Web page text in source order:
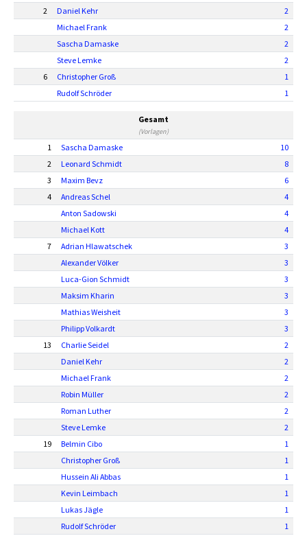
2
Daniel Kehr
2
Michael Frank
2
Sascha Damaske
2
Steve Lemke
2
6
Christopher Groß
1
Rudolf Schröder
1
Gesamt
(Vorlagen)
1 Sascha Damaske
10
2
Leonard Schmidt
8
3
Maxim Bevz
6
4
Andreas Schel
4
Anton Sadowski
4
Michael Kott
4
7
Adrian Hlawatschek
3
Alexander Völker
3
Luca-Gion Schmidt
3
Maksim Kharin
3
Mathias Weisheit
3
Philipp Volkardt
3
13
Charlie Seidel
2
Daniel Kehr
2
Michael Frank
2
Robin Müller
2
Roman Luther
2
Steve Lemke
2
19
Belmin Cibo
1
Christopher Groß
1
Hussein Ali Abbas
1
Kevin Leimbach
1
Lukas Jägle
1
Rudolf Schröder
1